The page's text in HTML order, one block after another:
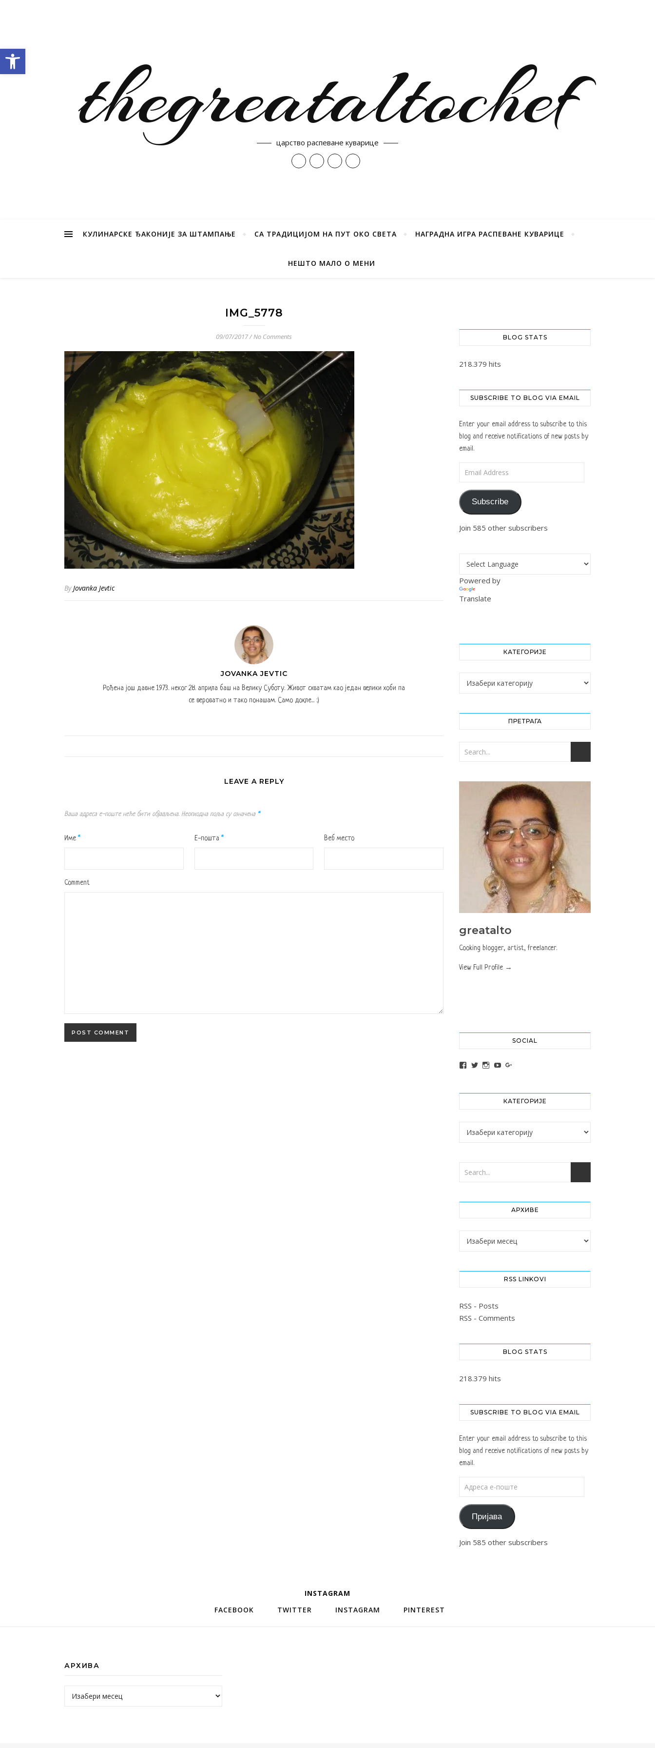
thegreataltochef
царство распеване куварице
КУЛИНАРСКЕ ЂАКОНИЈЕ ЗА ШТАМПАЊЕ СА ТРАДИЦИЈОМ НА ПУТ ОКО СВЕТА НАГРАДНА ИГРА РАСПЕВАНЕ КУВАРИЦЕ
НЕШТО МАЛО О МЕНИ
IMG_5778
09/07/2017/No Comments
ByJovanka Jevtic
JOVANKA JEVTIC
Рођена још давне 1973. неког 28. априла баш на Велику Суботу. Живот схватам као један велики хоби па
се вероватно и тако понашам. Само докле... :)
LEAVE A REPLY
Ваша адреса е-поште неће бити објављена. Неопходна поља су означена *
Име * Е-пошта * Веб место
Comment
BLOG STATS
218.379 hits
SUBSCRIBE TO BLOG VIA EMAIL
Enter your email address to subscribe to this
blog and receive notifications of new posts by
email.
Subscribe
Join 585 other subscribers
Powered by
Translate
КАТЕГОРИЈЕ
Категорије
ПРЕТРАГА
greatalto
Cooking blogger, artist, freelancer.
View Full Profile →
SOCIAL
View altochef’s profile on Facebook
View jovancica73’s profile on Twitter
View jovancica73’s profile on Instagram
View jovancica73’s profile on YouTube
КАТЕГОРИЈЕ
Категорије
АРХИВЕ
Архиве
RSS LINKOVI
RSS - Posts
RSS - Comments
BLOG STATS
218.379 hits
SUBSCRIBE TO BLOG VIA EMAIL
Enter your email address to subscribe to this
blog and receive notifications of new posts by
email.
Пријава
Join 585 other subscribers
INSTAGRAM
FACEBOOK
TWITTER INSTAGRAM PINTEREST
АРХИВА
Архива
Open toolbar